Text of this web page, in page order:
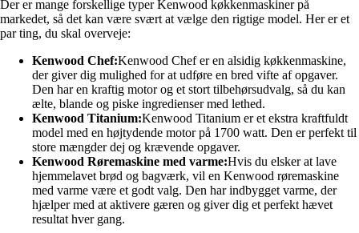
Der er mange forskellige typer Kenwood køkkenmaskiner på
markedet, så det kan være svært at vælge den rigtige model. Her er et
par ting, du skal overveje:
Kenwood Chef:Kenwood Chef er en alsidig køkkenmaskine,
der giver dig mulighed for at udføre en bred vifte af opgaver.
Den har en kraftig motor og et stort tilbehørsudvalg, så du kan
ælte, blande og piske ingredienser med lethed.
Kenwood Titanium:Kenwood Titanium er et ekstra kraftfuldt
model med en højtydende motor på 1700 watt. Den er perfekt til
store mængder dej og krævende opgaver.
Kenwood Røremaskine med varme:Hvis du elsker at lave
hjemmelavet brød og bagværk, vil en Kenwood røremaskine
med varme være et godt valg. Den har indbygget varme, der
hjælper med at aktivere gæren og giver dig et perfekt hævet
resultat hver gang.